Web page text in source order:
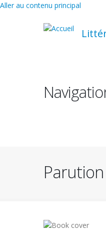
Aller au contenu principal